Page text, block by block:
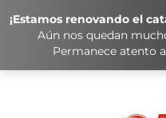
¡Estamos renovando el
Aún nos quedan
Permanece atento